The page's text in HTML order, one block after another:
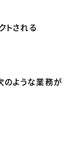
トされる
のような業務が